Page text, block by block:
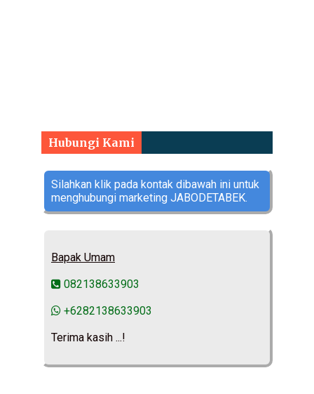
Hubungi Kami
Silahkan klik pada kontak dibawah ini untuk
menghubungi marketing JABODETABEK.
Bapak Umam
082138633903
+6282138633903
Terima kasih ...!